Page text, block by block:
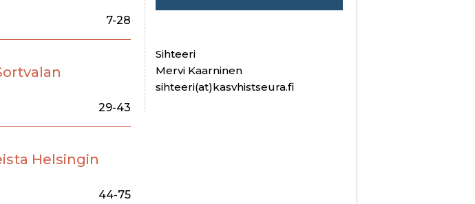
7-28
29-43
Helsingin
44-75
Sihteeri
Mervi Kaarninen
sihteeri(at)kasvhistseura.fi